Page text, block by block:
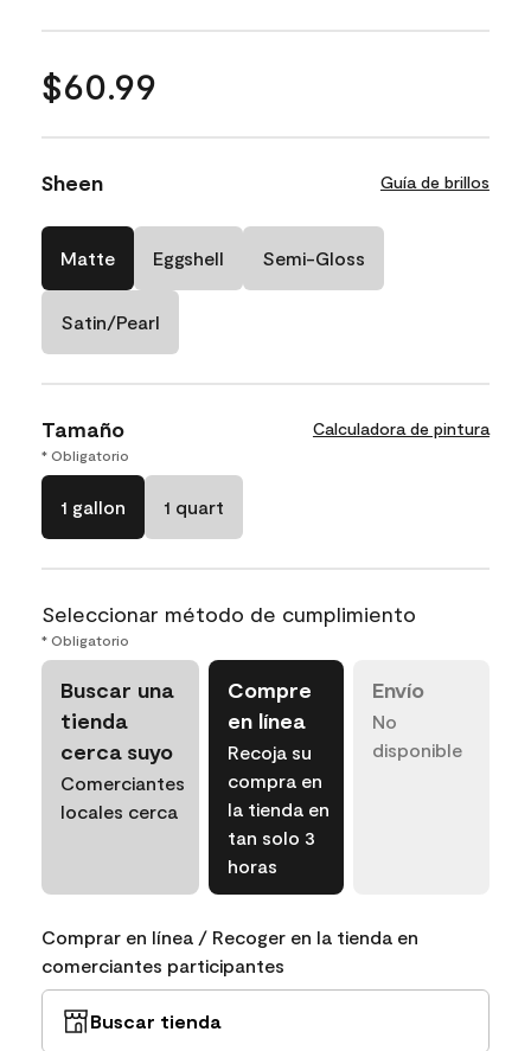
$60.99
Sheen Guía de brillos
Matte Eggshell Semi-Gloss
Satin/Pearl
Tamaño Calculadora de pintura
* Obligatorio
1 gallon 1 quart
Seleccionar método de cumplimiento
* Obligatorio
Buscar una
tienda
cerca suyo
Comerciantes
locales cerca
Compre
en línea
Recoja su
compra en
la tienda en
tan solo 3
horas
Envío
No
disponible
Comprar en línea / Recoger en la tienda en
comerciantes participantes
Buscar tienda